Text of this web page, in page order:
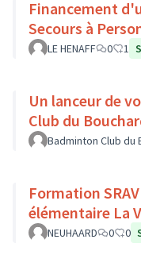
Financement
Secours à
LE HENAFF 0 1
Un lanceur de
Club du
Badminton Club du
Formation
élémentaire La
NEUHAARD 0 0